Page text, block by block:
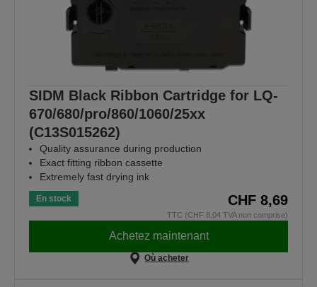
SIDM Black Ribbon Cartridge for LQ-
670/680/pro/860/1060/25xx
(C13S015262)
Quality assurance during production
Exact fitting ribbon cassette
Extremely fast drying ink
En stock CHF 8,69
TTC (CHF 8,04 TVA non comprise)
Achetez maintenant
Où acheter